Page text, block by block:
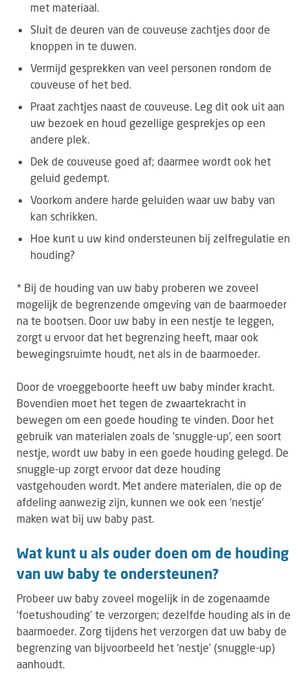
met materiaal.
Sluit de deuren van de couveuse zachtjes door de
knoppen in te duwen.
Vermijd gesprekken van veel personen rondom de
couveuse of het bed.
Praat zachtjes naast de couveuse. Leg dit ook uit aan
uw bezoek en houd gezellige gesprekjes op een
andere plek.
Dek de couveuse goed af; daarmee wordt ook het
geluid gedempt.
Voorkom andere harde geluiden waar uw baby van
kan schrikken.
Hoe kunt u uw kind ondersteunen bij zelfregulatie en
houding?
* Bij de houding van uw baby proberen we zoveel
mogelijk de begrenzende omgeving van de baarmoeder
na te bootsen. Door uw baby in een nestje te leggen,
zorgt u ervoor dat het begrenzing heeft, maar ook
bewegingsruimte houdt, net als in de baarmoeder.
Door de vroeggeboorte heeft uw baby minder kracht.
Bovendien moet het tegen de zwaartekracht in
bewegen om een goede houding te vinden. Door het
gebruik van materialen zoals de ‘snuggle-up’, een soort
nestje, wordt uw baby in een goede houding gelegd. De
snuggle-up zorgt ervoor dat deze houding
vastgehouden wordt. Met andere materialen, die op de
afdeling aanwezig zijn, kunnen we ook een ‘nestje’
maken wat bij uw baby past.
Wat kunt u als ouder doen om de houding
van uw baby te ondersteunen?
Probeer uw baby zoveel mogelijk in de zogenaamde
‘foetushouding’ te verzorgen; dezelfde houding als in de
baarmoeder. Zorg tijdens het verzorgen dat uw baby de
begrenzing van bijvoorbeeld het ‘nestje’ (snuggle-up)
aanhoudt.